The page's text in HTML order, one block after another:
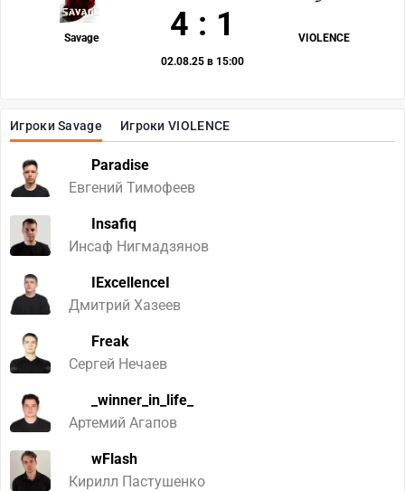
Игроки Savage Игроки VIOLENCE
Paradise
Евгений Тимофеев
Insafiq
Инсаф Нигмадзянов
IExcellenceI
Дмитрий Хазеев
Freak
Сергей Нечаев
_winner_in_life_
Артемий Агапов
wFlash
Кирилл Пастушенко
Savage VIOLENCE
4 : 1
02.08.25 в 15:00